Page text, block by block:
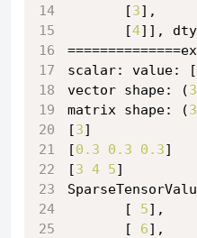
       [
3],
       [
4]],
scalar: value: [
vector shape: (3
matrix shape: (3
[3]
[0.3 0.3 0.3]
[3 4 5]
       [
5],
       [
6],